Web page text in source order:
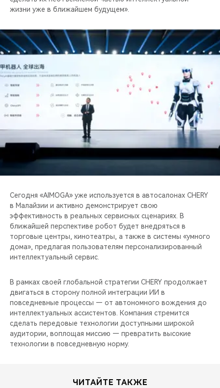
жизни уже в ближайшем будущем».
Сегодня «AIMOGA» уже используется в автосалонах CHERY
в Малайзии и активно демонстрирует свою
эффективность в реальных сервисных сценариях. В
ближайшей перспективе робот будет внедряться в
торговые центры, кинотеатры, а также в системы «умного
дома», предлагая пользователям персонализированный
интеллектуальный сервис.
В рамках своей глобальной стратегии CHERY продолжает
двигаться в сторону полной интеграции ИИ в
повседневные процессы — от автономного вождения до
интеллектуальных ассистентов. Компания стремится
сделать передовые технологии доступными широкой
аудитории, воплощая миссию — превратить высокие
технологии в повседневную норму.
ЧИТАЙТЕ ТАКЖЕ